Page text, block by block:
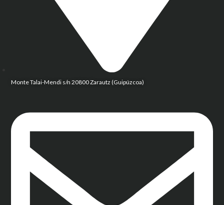
Monte Talai-Mendi s/n 20800 Zarautz (Guipúzcoa)